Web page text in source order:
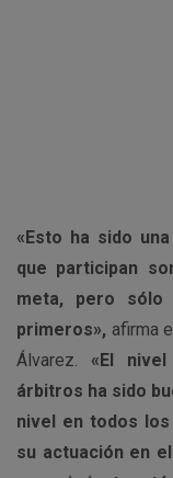
«Esto ha sido
que participan
meta, pero
primeros», afirma
Álvarez.«El
árbitros ha sido
nivel en todos
su actuación en